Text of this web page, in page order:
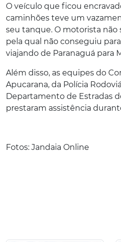
O veículo que ficou
caminhões teve um
seu tanque. O motorista não
pela qual não conseguiu
viajando de Paranaguá para
Além disso, as equipes do
Apucarana, da Polícia
Departamento de Estradas
prestaram assistência
Fotos: Jandaia Online